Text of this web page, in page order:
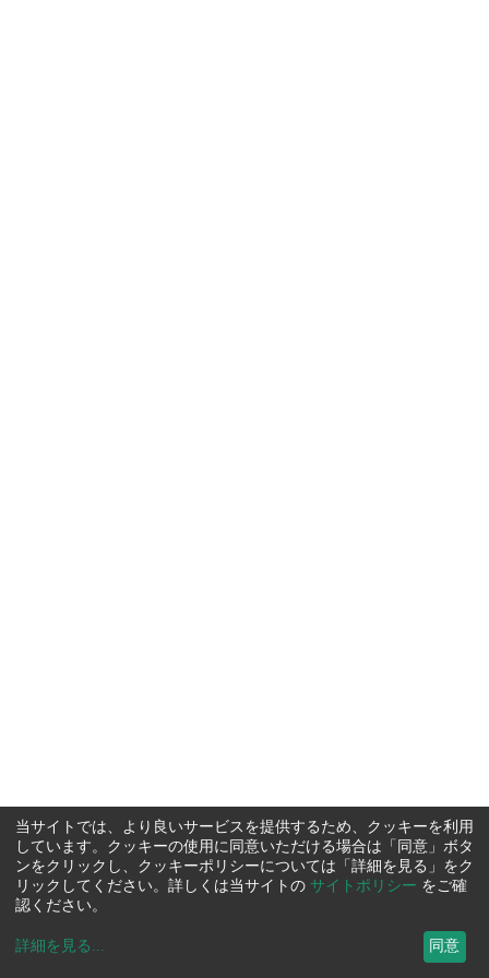
当サイトでは、より良いサービスを提供するため、クッキーを利用
しています。クッキーの使用に同意いただける場合は「同意」ボタ
ンをクリックし、クッキーポリシーについては「詳細を見る」をク
リックしてください。詳しくは当サイトの サイトポリシー をご確
認ください。
詳細を見る ... 同意